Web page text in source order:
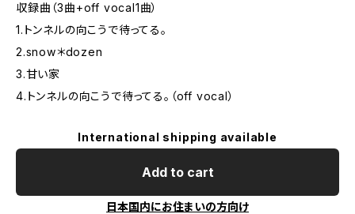
収録曲（3曲+off vocal1曲）
1.トンネルの向こうで待ってる。
2.snow＊dozen
3.甘い家
4.トンネルの向こうで待ってる。（off vocal）
International shipping available
Add to cart
日本国内にお住まいの方向け